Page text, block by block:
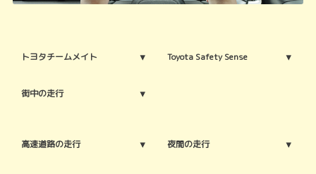
トヨタチームメイト Toyota Safety Sense
街中の走行
高速道路の走行 夜間の走行